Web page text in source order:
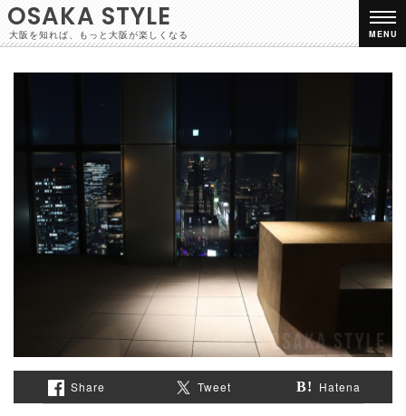
OSAKA STYLE
大阪を知れば、もっと大阪が楽しくなる MENU
Share Tweet Hatena